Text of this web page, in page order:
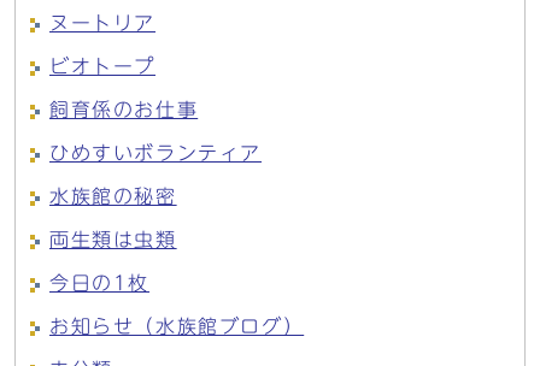
ヌートリア
ビオトープ
飼育係のお仕事
ひめすいボランティア
水族館の秘密
両生類は虫類
今日の1枚
お知らせ（水族館ブログ）